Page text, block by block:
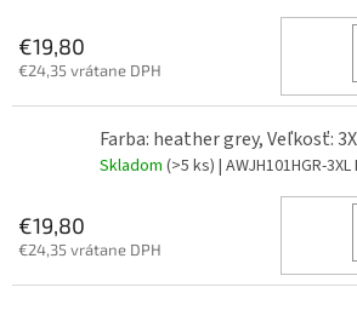
€19,80
€24,35 vrátane DPH
Farba: heather grey, Veľkosť:
Skladom (>5 ks) | AWJH101HGR-3XL
€19,80
€24,35 vrátane DPH